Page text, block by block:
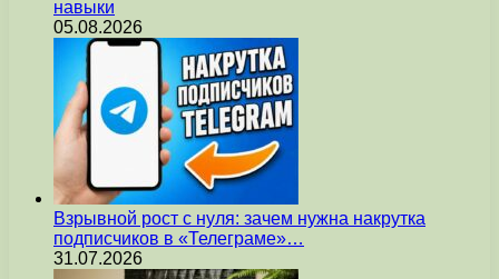
навыки
05.08.2026
Взрывной рост с нуля: зачем нужна накрутка
подписчиков в «Телеграме»…
31.07.2026